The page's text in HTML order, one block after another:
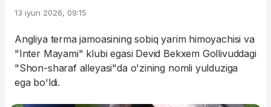
13 iyun 2026, 09:15
Angliya terma jamoasining sobiq yarim himoyachisi va
"Inter Mayami" klubi egasi Devid Bekxem Gollivuddagi
"Shon-sharaf alleyasi"da o'zining nomli yulduziga
ega bo'ldi.